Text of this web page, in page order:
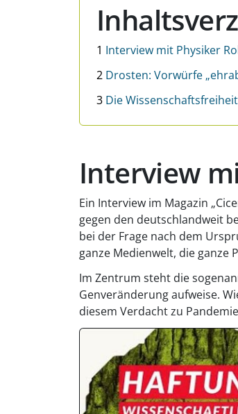
1 Interview mit Physiker
2 Drosten: Vorwürfe
3 Die
Interview
Ein Interview im Magazin
gegen den deutschlandweit
bei der Frage nach dem
ganze Medienwelt, die ganze
Im Zentrum steht die
Genveränderung aufweise.
diesem Verdacht zu